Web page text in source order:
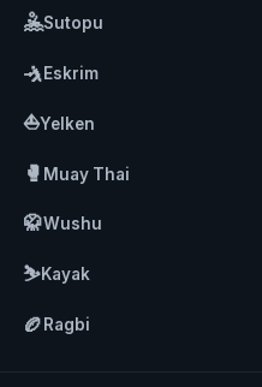
🤽Sutopu
🤺Eskrim
⛵Yelken
🥊 Muay Thai
🥋Wushu
⛷️Kayak
🏉 Ragbi